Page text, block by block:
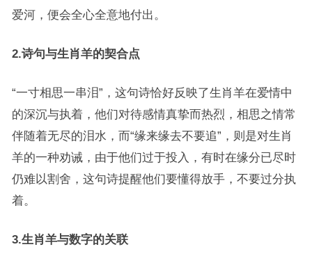
爱河，便会全心全意地付出。
2.诗句与生肖羊的契合点
“一寸相思一串泪”，这句诗恰好反映了生肖羊在爱情中
的深沉与执着，他们对待感情真挚而热烈，相思之情常
伴随着无尽的泪水，而“缘来缘去不要追”，则是对生肖
羊的一种劝诫，由于他们过于投入，有时在缘分已尽时
仍难以割舍，这句诗提醒他们要懂得放手，不要过分执
着。
3.生肖羊与数字的关联